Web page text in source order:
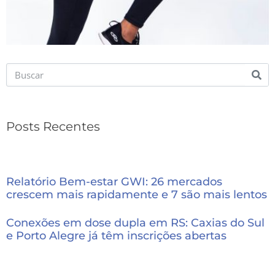
Posts Recentes
Relatório Bem-estar GWI: 26 mercados
crescem mais rapidamente e 7 são mais lentos
Conexões em dose dupla em RS: Caxias do Sul
e Porto Alegre já têm inscrições abertas